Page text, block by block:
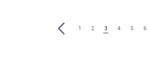
1 2 3 4 5 6